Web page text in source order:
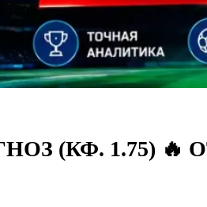
(КФ. 1.75) 🔥